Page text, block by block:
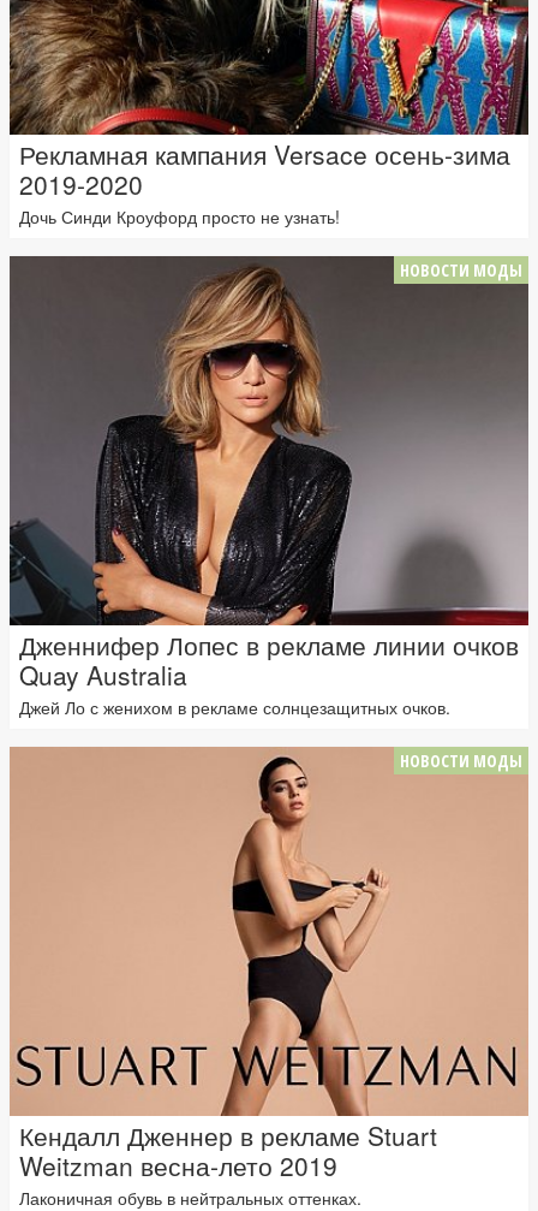
Рекламная кампания Versace осень-зима
2019-2020
Дочь Синди Кроуфорд просто не узнать!
НОВОСТИ МОДЫ
Дженнифер Лопес в рекламе линии очков
Quay Australia
Джей Ло с женихом в рекламе солнцезащитных очков.
НОВОСТИ МОДЫ
Кендалл Дженнер в рекламе Stuart
Weitzman весна-лето 2019
Лаконичная обувь в нейтральных оттенках.